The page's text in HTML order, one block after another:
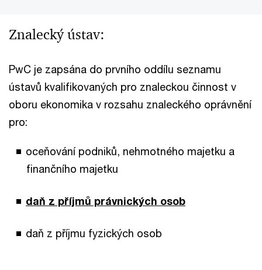
Znalecký ústav:
PwC je zapsána do prvního oddílu seznamu
ústavů kvalifikovaných pro znaleckou činnost v
oboru ekonomika v rozsahu znaleckého oprávnění
pro:
oceňování podniků, nehmotného majetku a
finančního majetku
daň z příjmů právnických osob
daň z příjmu fyzických osob